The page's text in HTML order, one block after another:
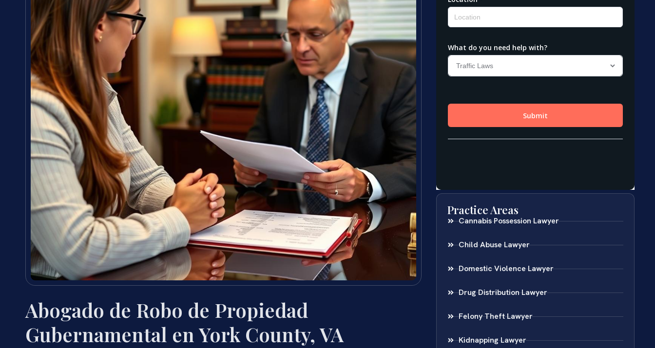
Abogado de Robo de Propiedad
Gubernamental en York County, VA
Practice Areas
Cannabis Possession Lawyer
Child Abuse Lawyer
Domestic Violence Lawyer
Drug Distribution Lawyer
Felony Theft Lawyer
Kidnapping Lawyer